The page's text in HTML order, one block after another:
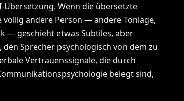
Wenn die übersetzte
andere Person — andere Tonlage,
— geschieht etwas Subtiles, aber
Sprecher psychologisch von dem zu
Vertrauenssignale, die durch
belegt sind,